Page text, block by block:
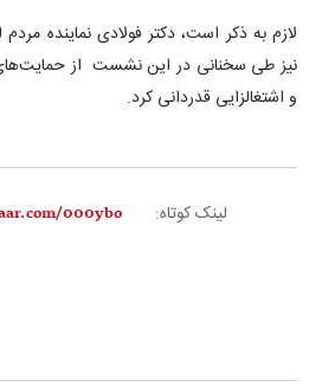
لازم به ذکر است، دکتر فولادی نماینده
نیز طی سخنانی در این نشست از حمایت‌های
و اشتغالزایی قدردانی کرد.
لینک کوتاه: